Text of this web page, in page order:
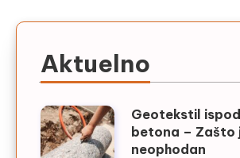
Aktuelno
Geotekstil
betona – Zašto
neophodan